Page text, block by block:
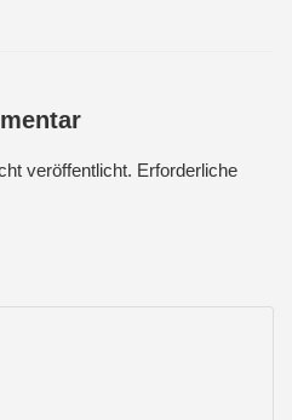
veröffentlicht. Erforderliche